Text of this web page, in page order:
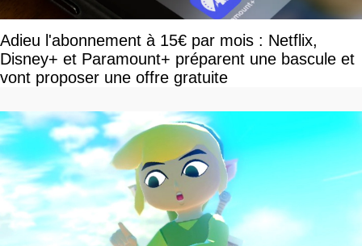
Adieu l'abonnement à 15€ par mois : Netflix,
Disney+ et Paramount+ préparent une bascule et
vont proposer une offre gratuite